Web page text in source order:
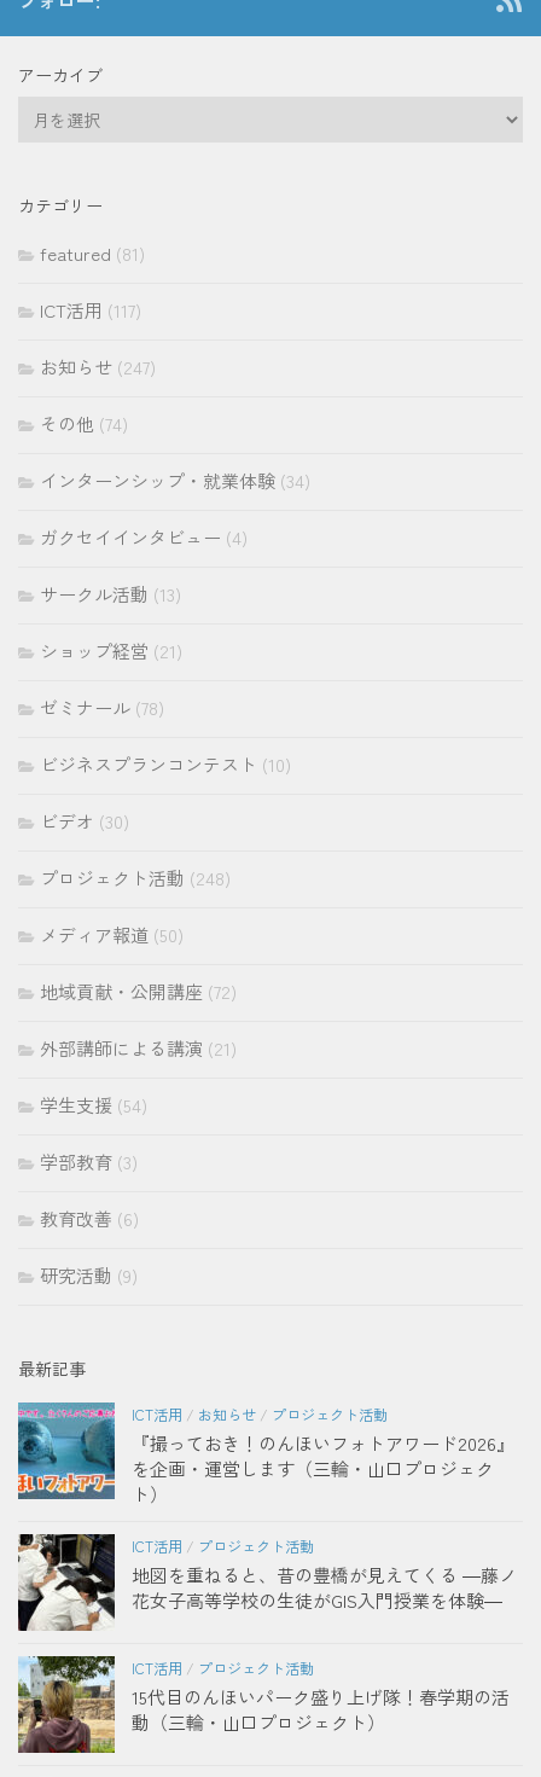
アーカイブ
イ
カテゴリー
featured (81)
ICT活用 (117)
お知らせ (247)
その他 (74)
インターンシップ・就業体験 (34)
ガクセイインタビュー (4)
サークル活動 (13)
ショップ経営 (21)
ゼミナール (78)
ビジネスプランコンテスト (10)
ビデオ (30)
プロジェクト活動 (248)
メディア報道 (50)
地域貢献・公開講座 (72)
外部講師による講演 (21)
学生支援 (54)
学部教育 (3)
教育改善 (6)
研究活動 (9)
最新記事
ICT活用 / お知らせ / プロジェクト活動
『撮っておき！のんほいフォトアワード2026』
を企画・運営します（三輪・山口プロジェク
ト）
ICT活用 / プロジェクト活動
地図を重ねると、昔の豊橋が見えてくる ―藤ノ
花女子高等学校の生徒がGIS入門授業を体験―
ICT活用 / プロジェクト活動
15代目のんほいパーク盛り上げ隊！春学期の活
動（三輪・山口プロジェクト）